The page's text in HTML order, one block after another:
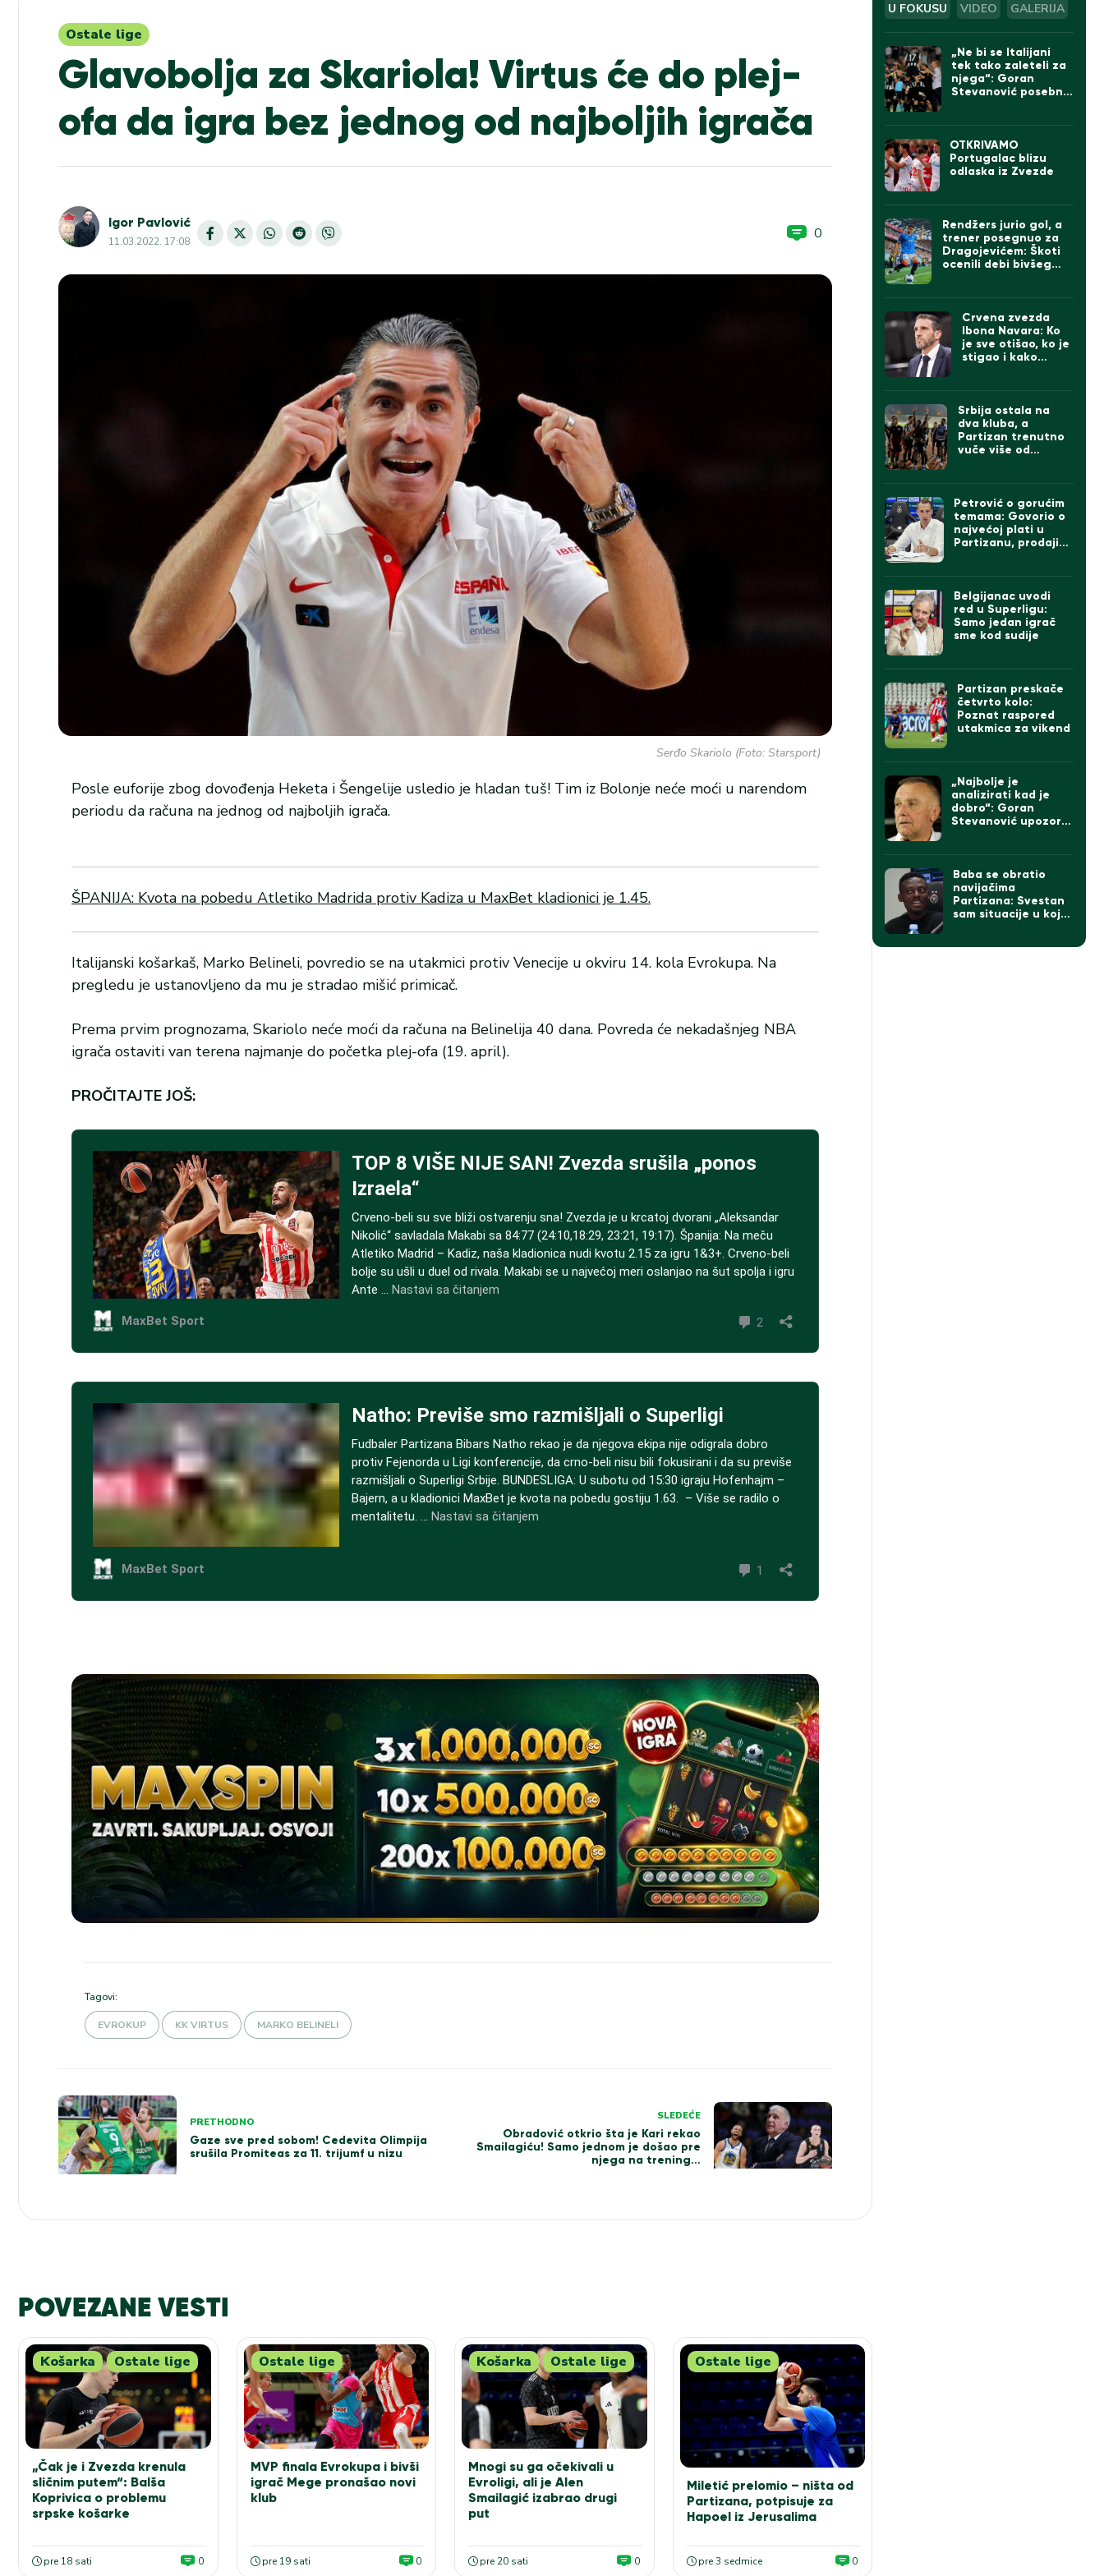
Ostale lige
Glavobolja za Skariola! Virtus će do plej-
ofa da igra bez jednog od najboljih igrača
Igor Pavlović
11.03.2022. 17:08 0
Serđo Skariolo (Foto: Starsport)
Posle euforije zbog dovođenja Heketa i Šengelije usledio je hladan tuš! Tim iz Bolonje neće moći u narendom
periodu da računa na jednog od najboljih igrača.
ŠPANIJA: Kvota na pobedu Atletiko Madrida protiv Kadiza u MaxBet kladionici je 1.45.
Italijanski košarkaš, Marko Belineli, povredio se na utakmici protiv Venecije u okviru 14. kola Evrokupa. Na
pregledu je ustanovljeno da mu je stradao mišić primicač.
Prema prvim prognozama, Skariolo neće moći da računa na Belinelija 40 dana. Povreda će nekadašnjeg NBA
igrača ostaviti van terena najmanje do početka plej-ofa (19. april).
PROČITAJTE JOŠ:
Tagovi:
EVROKUP KK VIRTUS MARKO BELINELI
Kretanje
članka
PRETHODNO
Gaze sve pred sobom! Cedevita Olimpija
srušila Promiteas za 11. trijumf u nizu
SLEDEĆE
Obradović otkrio šta je Kari rekao
Smailagiću! Samo jednom je došao pre
njega na trening…
POVEZANE VESTI
Košarka Ostale lige
„Čak je i Zvezda krenula
sličnim putem“: Balša
Koprivica o problemu
srpske košarke
pre 18 sati 0
Ostale lige
MVP finala Evrokupa i bivši
igrač Mege pronašao novi
klub
pre 19 sati 0
Košarka Ostale lige
Mnogi su ga očekivali u
Evroligi, ali je Alen
Smailagić izabrao drugi
put
pre 20 sati 0
Ostale lige
Miletić prelomio – ništa od
Partizana, potpisuje za
Hapoel iz Jerusalima
pre 3 sedmice 0
U FOKUSU VIDEO GALERIJA
„Ne bi se Italijani
tek tako zaleteli za
njega“: Goran
Stevanović posebno
OTKRIVAMO
Portugalac blizu
odlaska iz Zvezde
Rendžers jurio gol, a
trener posegnuo za
Dragojevićem: Škoti
ocenili debi bivšeg
Crvena zvezda
Ibona Navara: Ko
je sve otišao, ko je
stigao i kako
Srbija ostala na
dva kluba, a
Partizan trenutno
vuče više od
Petrović o gorućim
temama: Govorio o
najvećoj plati u
Partizanu, prodaji
Belgijanac uvodi
red u Superligu:
Samo jedan igrač
sme kod sudije
Partizan preskače
četvrto kolo:
Poznat raspored
utakmica za vikend
„Najbolje je
analizirati kad je
dobro“: Goran
Stevanović upozorio
Baba se obratio
navijačima
Partizana: Svestan
sam situacije u kojoj